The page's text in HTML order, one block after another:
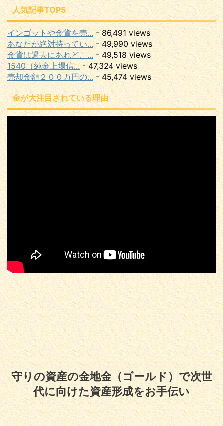
人気記事TOP5
インゴットや金貨を売... - 86,491 views
あなたが絶対持ってい... - 49,990 views
金貨は過去にあれど、... - 49,518 views
1540（純金上場信... - 47,324 views
売却金額２００万円の... - 45,474 views
金が大注目されている理由
守りの資産の金地金（ゴールド）で次世
代に向けた資産形成をお手伝い
Copyright© 守りの資産の金地金（ゴールド）で次世代に向けた資産形成をお